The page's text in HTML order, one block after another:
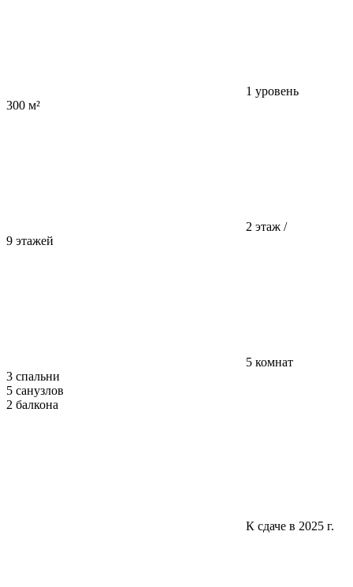
1 уровень
300 м²
2 этаж /
9 этажей
5 комнат
3 спальни
5 санузлов
2 балкона
К сдаче в 2025 г.